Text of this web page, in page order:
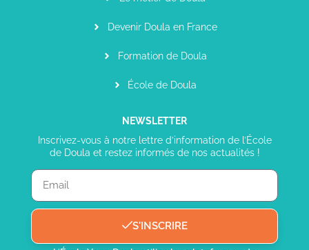
Devenir Doula en France
Formation de Doula
École de Doula
NEWSLETTER
Inscrivez-vous à notre lettre d’information de l’École
de Doula et restez informés de nos actualités !
S'INSCRIRE